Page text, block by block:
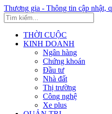
Thương gia - Thông tin cập nhật,
THỜI CUỘC
KINH DOANH
Ngân hàng
Chứng khoán
Đầu tư
Nhà đất
Thị trường
Công nghệ
Xe plus